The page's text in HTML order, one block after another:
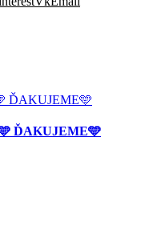
ĎAKUJEME🩵
ĎAKUJEME🩵